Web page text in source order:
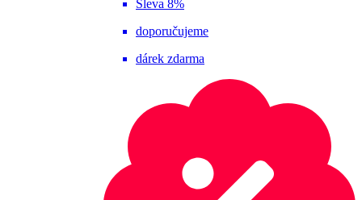
Sleva 8%
doporučujeme
dárek zdarma